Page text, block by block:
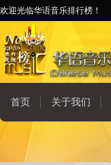
欢迎光临华语音乐排行榜！
首页 关于我们